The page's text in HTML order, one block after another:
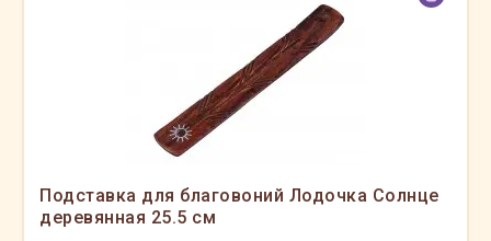
Подставка для благовоний Лодочка Солнце
деревянная 25.5 см